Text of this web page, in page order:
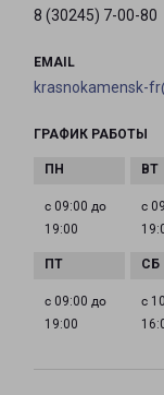
8 (30245) 7-00-80
EMAIL
krasnokamensk-
ГРАФИК РАБОТЫ
с 09:00 до
19:00
с
с 09:00 до
19:00
с